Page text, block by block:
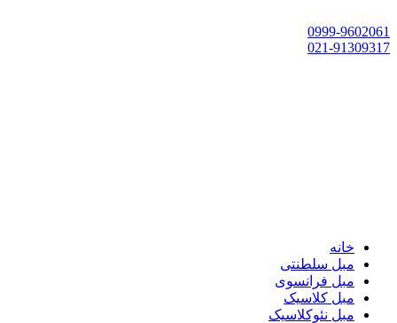
0999-9602061
021-91309317
خانه
مبل سلطنتی
مبل فرانسوی
مبل کلاسیک
مبل نئوکلاسیک